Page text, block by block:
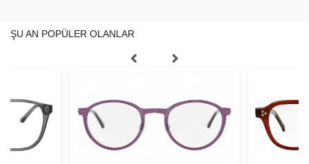
ŞU AN POPÜLER OLANLAR